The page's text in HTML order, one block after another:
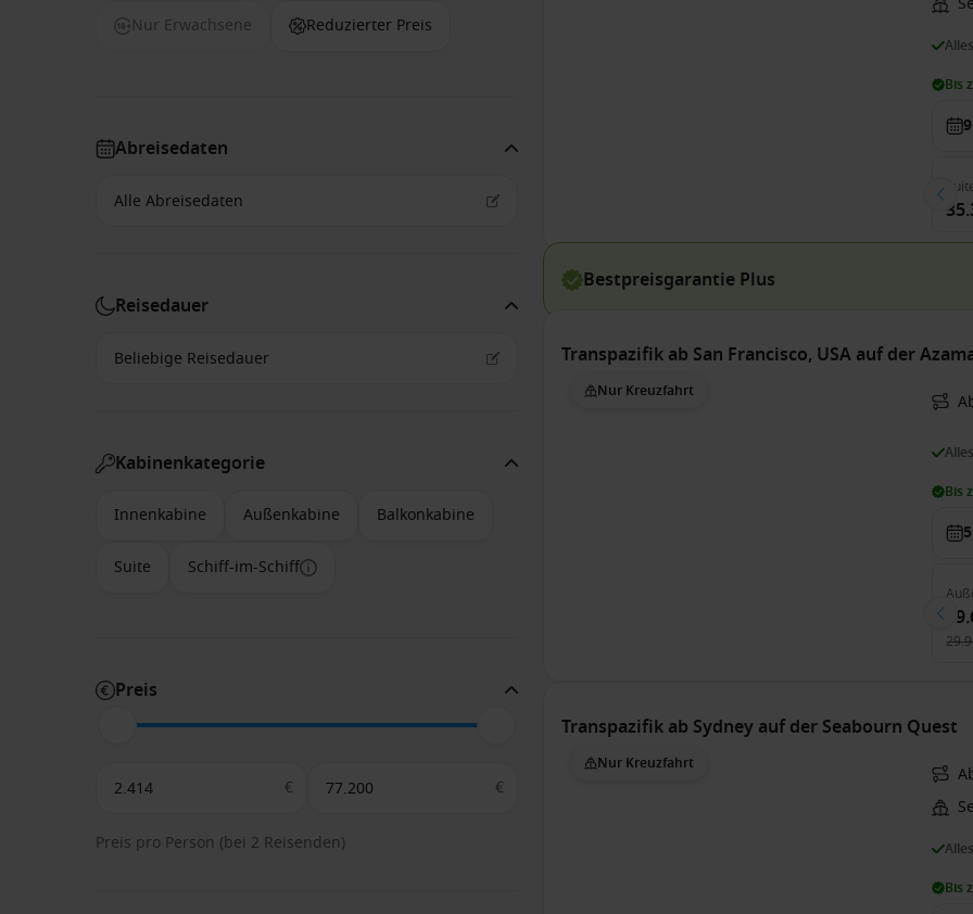
Nur Erwachsene Reduzierter Preis
Abreisedaten
Reisedauer
Kabinenkategorie
Innenkabine Außenkabine Balkonkabine
Suite Schiff-im-Schiff
Preis
€ €
Preis pro Person (bei 2 Reisenden)
Bis
Bestpreisgarantie Plus
Transpazifik ab San Francisco, USA auf der
Nur Kreuzfahrt
Bis
Transpazifik ab Sydney auf der Seabourn Quest
Nur Kreuzfahrt
Bis